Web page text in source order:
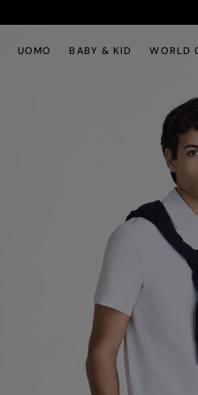
UOMO BABY & KID WORLD